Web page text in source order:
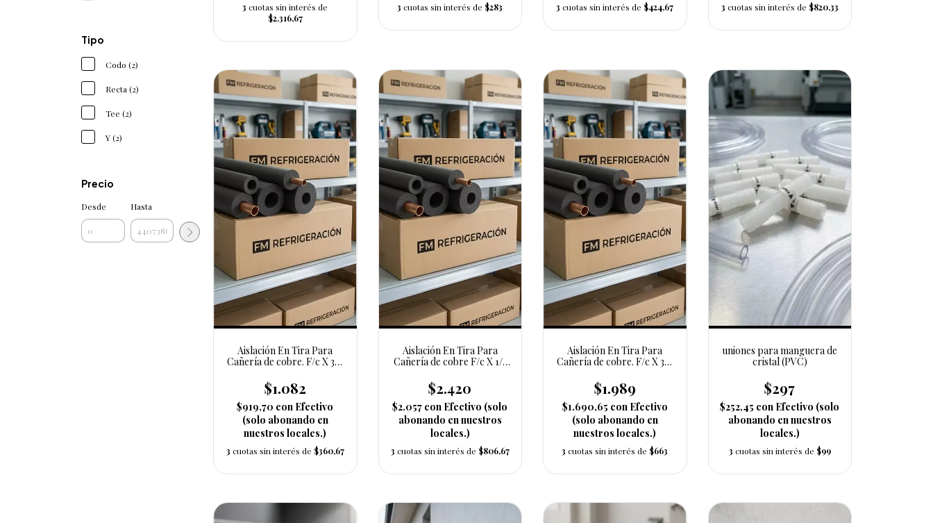
Tipo
Codo (2)
Recta (2)
Tee (2)
Y (2)
Precio
Desde Hasta
3 cuotas sin interés de
$2.316,67
3 cuotas sin interés de $283 3 cuotas sin interés de $424,67 3 cuotas sin interés de $820,33
Aislación En Tira Para
Cañería de cobre. F/c X 3/8
$1.082
$919,70 con Efectivo
(solo abonando en
nuestros locales.)
3 cuotas sin interés de $360,67
Aislación En Tira Para
Cañería de cobre F/c X 1/2
$2.420
$2.057 con Efectivo (solo
abonando en nuestros
locales.)
3 cuotas sin interés de $806,67
Aislación En Tira Para
Cañería de cobre. F/c X 3/8
$1.989
$1.690,65 con Efectivo
(solo abonando en
nuestros locales.)
3 cuotas sin interés de $663
uniones para manguera de
cristal (PVC)
$297
$252,45 con Efectivo (solo
abonando en nuestros
locales.)
3 cuotas sin interés de $99